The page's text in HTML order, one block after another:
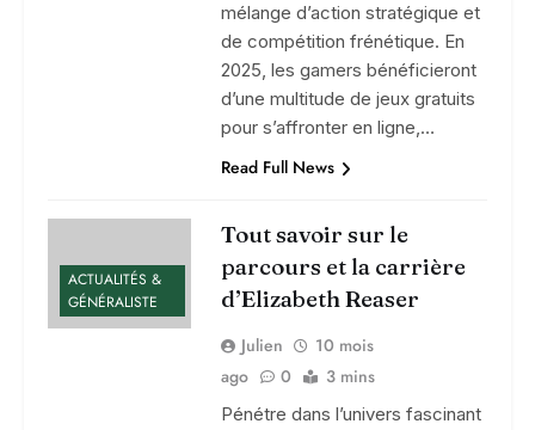
mélange d’action stratégique et
de compétition frénétique. En
2025, les gamers bénéficieront
d’une multitude de jeux gratuits
pour s’affronter en ligne,…
Read Full News
ACTUALITÉS &
GÉNÉRALISTE
Tout savoir sur le
parcours et la carrière
d’Elizabeth Reaser
Julien
10 mois
ago
0 3 mins
Pénétre dans l’univers fascinant